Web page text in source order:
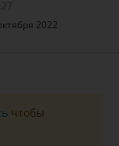
2022
чтобы